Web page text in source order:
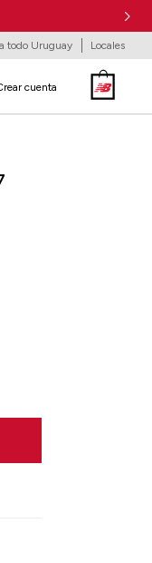
todo Uruguay Locales